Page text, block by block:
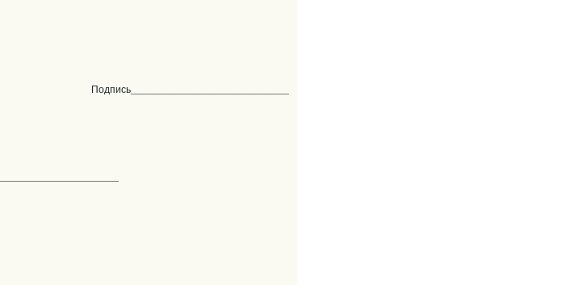
Подпись____________________________